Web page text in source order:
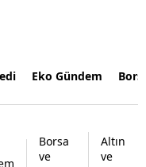
Eko Gündem
Borsa
ve
Altın
ve